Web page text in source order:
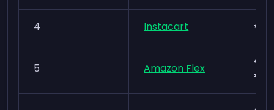
4 Instacart €
5 Amazon Flex
€
€